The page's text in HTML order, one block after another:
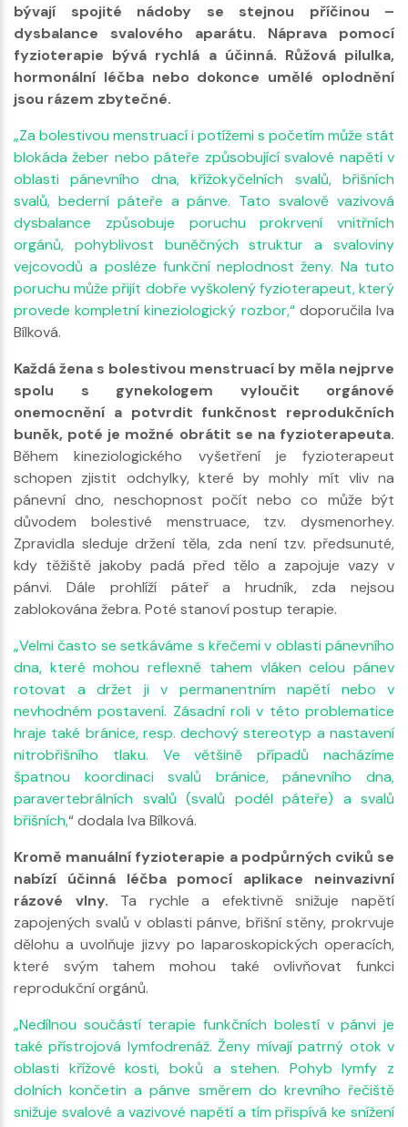
bývají spojité nádoby se stejnou příčinou –
dysbalance svalového aparátu. Náprava pomocí
fyzioterapie bývá rychlá a účinná. Růžová pilulka,
hormonální léčba nebo dokonce umělé oplodnění
jsou rázem zbytečné.
„Za bolestivou menstruací i potížemi s početím může stát
blokáda žeber nebo páteře způsobující svalové napětí v
oblasti pánevního dna, křížokyčelních svalů, břišních
svalů, bederní páteře a pánve. Tato svalově vazivová
dysbalance způsobuje poruchu prokrvení vnitřních
orgánů, pohyblivost buněčných struktur a svaloviny
vejcovodů a posléze funkční neplodnost ženy. Na tuto
poruchu může přijít dobře vyškolený fyzioterapeut, který
provede kompletní kineziologický rozbor,“doporučila Iva
Bílková.
Každá žena s bolestivou menstruací by měla nejprve
spolu s gynekologem vyloučit orgánové
onemocnění a potvrdit funkčnost reprodukčních
buněk, poté je možné obrátit se na fyzioterapeuta.
Během kineziologického vyšetření je fyzioterapeut
schopen zjistit odchylky, které by mohly mít vliv na
pánevní dno, neschopnost počít nebo co může být
důvodem bolestivé menstruace, tzv. dysmenorhey.
Zpravidla sleduje držení těla, zda není tzv. předsunuté,
kdy těžiště jakoby padá před tělo a zapojuje vazy v
pánvi. Dále prohlíží páteř a hrudník, zda nejsou
zablokována žebra. Poté stanoví postup terapie.
„Velmi často se setkáváme s křečemi v oblasti pánevního
dna, které mohou reflexně tahem vláken celou pánev
rotovat a držet ji v permanentním napětí nebo v
nevhodném postavení. Zásadní roli v této problematice
hraje také bránice, resp. dechový stereotyp a nastavení
nitrobřišního tlaku. Ve většině případů nacházíme
špatnou koordinaci svalů bránice, pánevního dna,
paravertebrálních svalů (svalů podél páteře) a svalů
břišních,“ dodala Iva Bílková.
Kromě manuální fyzioterapie a podpůrných cviků se
nabízí účinná léčba pomocí aplikace neinvazivní
rázové vlny. Ta rychle a efektivně snižuje napětí
zapojených svalů v oblasti pánve, břišní stěny, prokrvuje
dělohu a uvolňuje jizvy po laparoskopických operacích,
které svým tahem mohou také ovlivňovat funkci
reprodukční orgánů.
„Nedílnou součástí terapie funkčních bolestí v pánvi je
také přístrojová lymfodrenáž. Ženy mívají patrný otok v
oblasti křížové kosti, boků a stehen. Pohyb lymfy z
dolních končetin a pánve směrem do krevního řečiště
snižuje svalové a vazivové napětí a tím přispívá ke snížení